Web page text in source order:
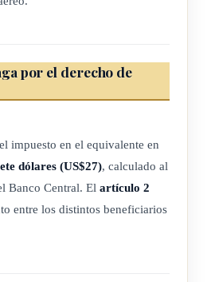
(MRLM), Aeropuerto
Palma (MRPV),
quince centavos estadounidenses
de ampliación y modernización
estatales.
por el derecho de
impuesto en el equivalente en
dólares (US$27), calculado al
Banco Central. El artículo 2
entre los distintos beneficiarios